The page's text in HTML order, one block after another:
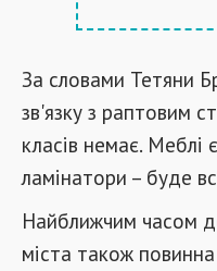
За словами Тетяни
зв'язку з раптовим
класів немає. Меблі
ламінатори – буде
Найближчим часом
міста також